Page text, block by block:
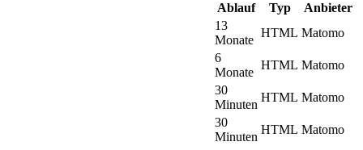
Ablauf Typ
Anbieter
13
Monate
HTML Matomo
6
Monate
HTML Matomo
30
Minuten
HTML Matomo
30
Minuten
HTML Matomo